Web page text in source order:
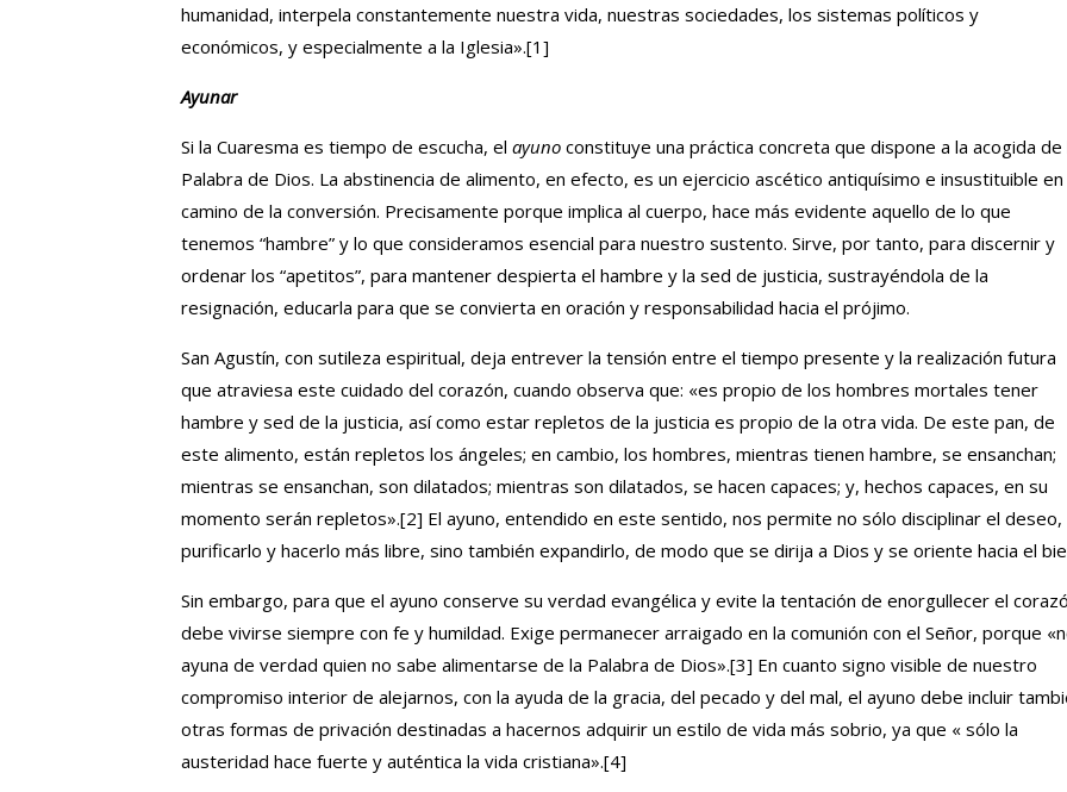
humanidad, interpela constantemente nuestra vida, nuestras sociedades, los sistemas políticos y
económicos, y especialmente a la Iglesia».[1]
Ayunar
Si la Cuaresma es tiempo de escucha, el ayuno constituye una práctica concreta que dispone a la acogida de
Palabra de Dios. La abstinencia de alimento, en efecto, es un ejercicio ascético antiquísimo e insustituible en
camino de la conversión. Precisamente porque implica al cuerpo, hace más evidente aquello de lo que
tenemos “hambre” y lo que consideramos esencial para nuestro sustento. Sirve, por tanto, para discernir y
ordenar los “apetitos”, para mantener despierta el hambre y la sed de justicia, sustrayéndola de la
resignación, educarla para que se convierta en oración y responsabilidad hacia el prójimo.
San Agustín, con sutileza espiritual, deja entrever la tensión entre el tiempo presente y la realización futura
que atraviesa este cuidado del corazón, cuando observa que: «es propio de los hombres mortales tener
hambre y sed de la justicia, así como estar repletos de la justicia es propio de la otra vida. De este pan, de
este alimento, están repletos los ángeles; en cambio, los hombres, mientras tienen hambre, se ensanchan;
mientras se ensanchan, son dilatados; mientras son dilatados, se hacen capaces; y, hechos capaces, en su
momento serán repletos».[2] El ayuno, entendido en este sentido, nos permite no sólo disciplinar el deseo,
purificarlo y hacerlo más libre, sino también expandirlo, de modo que se dirija a Dios y se oriente hacia el
Sin embargo, para que el ayuno conserve su verdad evangélica y evite la tentación de enorgullecer el
debe vivirse siempre con fe y humildad. Exige permanecer arraigado en la comunión con el Señor, porque
ayuna de verdad quien no sabe alimentarse de la Palabra de Dios».[3] En cuanto signo visible de nuestro
compromiso interior de alejarnos, con la ayuda de la gracia, del pecado y del mal, el ayuno debe incluir
otras formas de privación destinadas a hacernos adquirir un estilo de vida más sobrio, ya que « sólo la
austeridad hace fuerte y auténtica la vida cristiana».[4]